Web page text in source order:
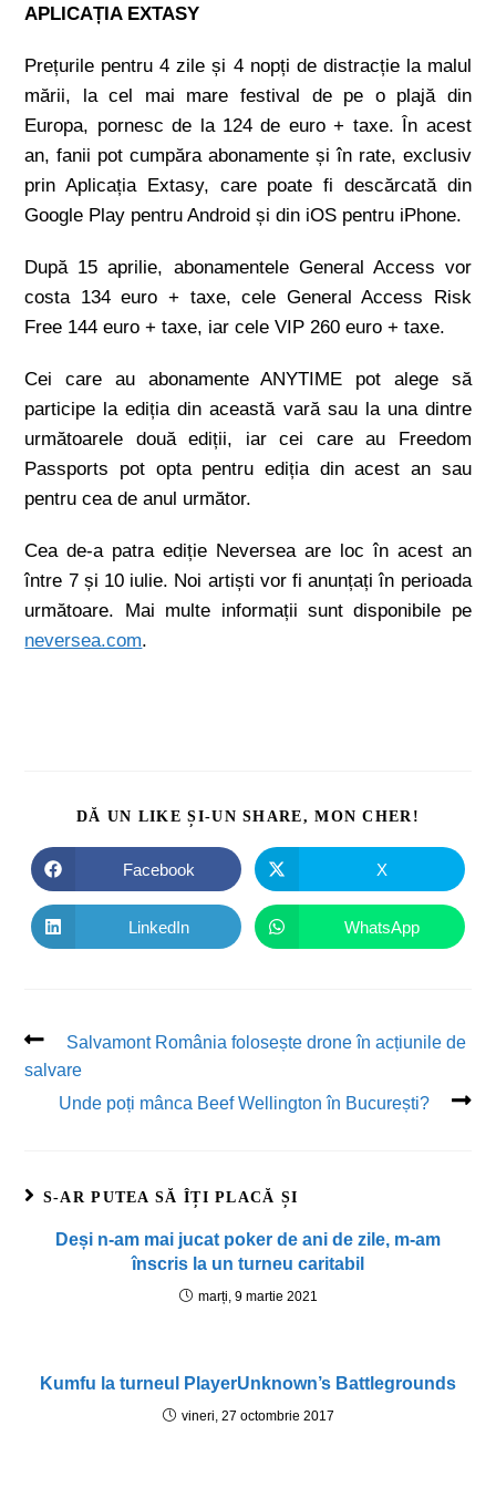
APLICAȚIA EXTASY
Prețurile pentru 4 zile și 4 nopți de distracție la malul
mării, la cel mai mare festival de pe o plajă din
Europa, pornesc de la 124 de euro + taxe. În acest
an, fanii pot cumpăra abonamente și în rate, exclusiv
prin Aplicația Extasy, care poate fi descărcată din
Google Play pentru Android și din iOS pentru iPhone.
După 15 aprilie, abonamentele General Access vor
costa 134 euro + taxe, cele General Access Risk
Free 144 euro + taxe, iar cele VIP 260 euro + taxe.
Cei care au abonamente ANYTIME pot alege să
participe la ediția din această vară sau la una dintre
următoarele două ediții, iar cei care au Freedom
Passports pot opta pentru ediția din acest an sau
pentru cea de anul următor.
Cea de-a patra ediție Neversea are loc în acest an
între 7 și 10 iulie. Noi artiști vor fi anunțați în perioada
următoare. Mai multe informații sunt disponibile pe
neversea.com.
DĂ UN LIKE ȘI-UN SHARE, MON CHER!
Facebook X
LinkedIn WhatsApp
Salvamont România folosește drone în acțiunile de
salvare
Unde poți mânca Beef Wellington în București?
S-AR PUTEA SĂ ÎȚI PLACĂ ȘI
Deși n-am mai jucat poker de ani de zile, m-am
înscris la un turneu caritabil
marți, 9 martie 2021
Kumfu la turneul PlayerUnknown’s Battlegrounds
vineri, 27 octombrie 2017